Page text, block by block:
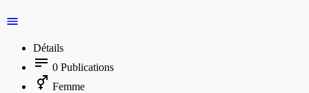
Détails
0 Publications
Femme